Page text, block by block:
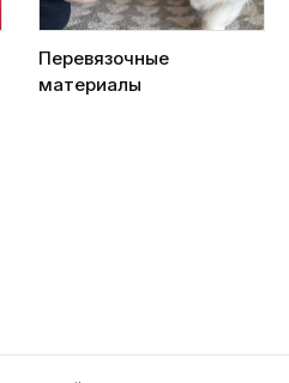
Перевязочные
материалы